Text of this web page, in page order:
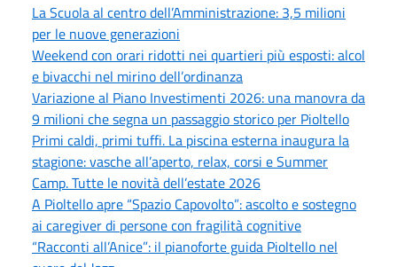
La Scuola al centro dell’Amministrazione: 3,5 milioni
per le nuove generazioni
Weekend con orari ridotti nei quartieri più esposti: alcol
e bivacchi nel mirino dell’ordinanza
Variazione al Piano Investimenti 2026: una manovra da
9 milioni che segna un passaggio storico per Pioltello
Primi caldi, primi tuffi. La piscina esterna inaugura la
stagione: vasche all’aperto, relax, corsi e Summer
Camp. Tutte le novità dell’estate 2026
A Pioltello apre “Spazio Capovolto”: ascolto e sostegno
ai caregiver di persone con fragilità cognitive
“Racconti all’Anice”: il pianoforte guida Pioltello nel